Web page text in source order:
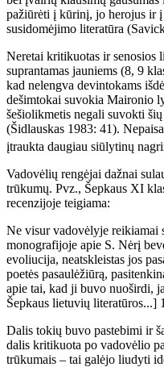
pažiūrėti į kūrinį, jo herojus ir
susidomėjimo literatūra
Neretai kritikuotas ir senosios
suprantamas jauniems (8, 9
kad nelengva devintokams
dešimtokai suvokia Maironio
šešiolikmetis negali suvokti
(Šidlauskas 1983: 41).
įtraukta daugiau siūlytinų
Vadovėlių rengėjai dažnai
trūkumų. Pvz., Šepkaus XI
recenzijoje teigiama:
Ne visur vadovėlyje reikiamai
monografijoje apie S. Nėrį
evoliucija, neatskleistas jos
poetės pasaulėžiūrą,
apie tai, kad ji buvo nuoširdi,
Šepkaus lietuvių literatūros...]
Dalis tokių buvo pastebimi ir
dalis kritikuota po vadovėlio
trūkumais – tai galėjo liudyti